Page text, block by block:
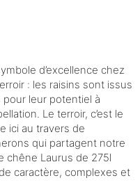
d’excellence chez
: les raisins sont issus
leur potentiel à
Le terroir, c’est le
ici au travers de
qui partagent notre
chêne Laurus de 275l
caractère, complexes et